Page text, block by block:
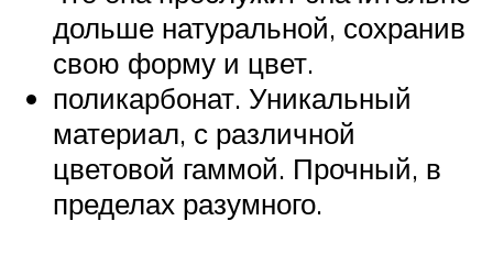
дольше натуральной, сохранив
свою форму и цвет.
поликарбонат. Уникальный
материал, с различной
цветовой гаммой. Прочный, в
пределах разумного.